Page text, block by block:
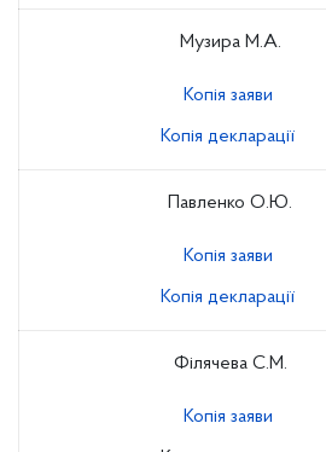
Музира М.А.
Копія заяви
Копія декларації
Павленко О.Ю.
Копія заяви
Копія декларації
Філячева С.М.
Копія заяви